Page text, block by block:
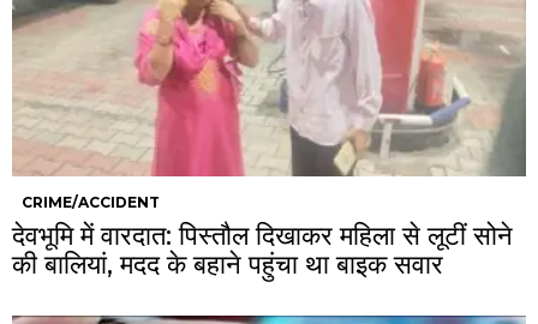
CRIME/ACCIDENT
देवभूमि में वारदात: पिस्तौल दिखाकर महिला से लूटीं सोने
की बालियां, मदद के बहाने पहुंचा था बाइक सवार